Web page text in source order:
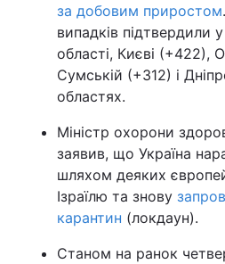
за добовим приростом
випадків підтвердили
області, Києві (+422),
Сумській (+312) і
областях.
Міністр охорони
заявив, що Україна
шляхом деяких
Ізраїлю та знову
карантин (локдаун).
Станом на ранок